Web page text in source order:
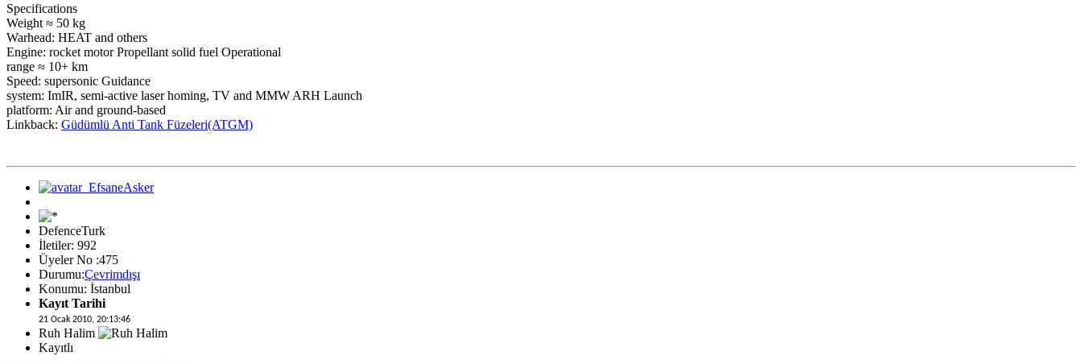
Specifications
Weight ≈ 50 kg
Warhead: HEAT and others
Engine: rocket motor Propellant solid fuel Operational
range ≈ 10+ km
Speed: supersonic Guidance
system: ImIR, semi-active laser homing, TV and MMW ARH Launch
platform: Air and ground-based
Linkback: Güdümlü Anti Tank Füzeleri(ATGM)
DefenceTurk
İletiler: 992
Üyeler No :475
Durumu:Çevrimdışı
Konumu: İstanbul
Kayıt Tarihi
21 Ocak 2010, 20:13:46
Ruh Halim
Kayıtlı